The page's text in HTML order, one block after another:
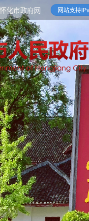
怀化市政府网 网站支持